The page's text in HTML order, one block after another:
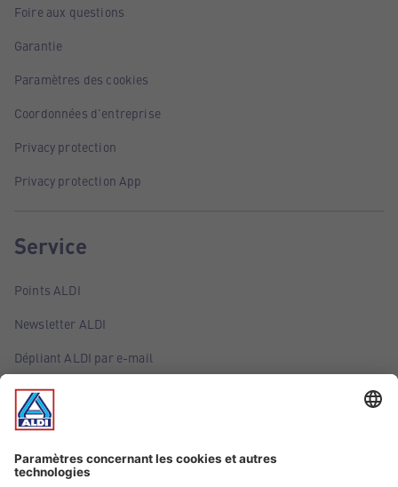
Foire aux questions
Garantie
Paramètres des cookies
Coordonnées d'entreprise
Privacy protection
Privacy protection App
Service
Points ALDI
Newsletter ALDI
Dépliant ALDI par e-mail
Offres
Infos essentielles